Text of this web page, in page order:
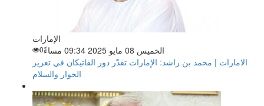
الإمارات
الخميس 08 مايو 2025 09:34 مساءً
0
الامارات | محمد بن راشد: الإمارات تقدّر دور الفاتيكان في تعزيز
الحوار والسلام